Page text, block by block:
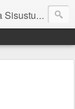
asioita myymälämme tapahtumista. Toivottavasti viihdyt seurassamme!